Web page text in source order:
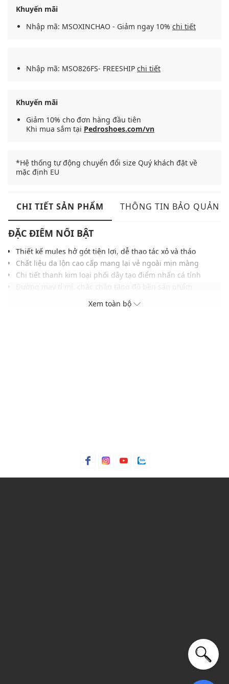
Khuyến mãi
Nhập mã: MSOXINCHAO - Giảm ngay 10% chi tiết
Nhập mã: MSO826FS- FREESHIP chi tiết
Khuyến mãi
Giảm 10% cho đơn hàng đầu tiên
Khi mua sắm tại Pedroshoes.com/vn
*Hệ thống tự động chuyển đổi size Quý khách đặt về
mặc định EU
CHI TIẾT SẢN PHẨM THÔNG TIN BẢO QUẢN
ĐẶC ĐIỂM NỔI BẬT
Thiết kế mules hở gót tiện lợi, dễ thao tác xỏ và tháo
Chất liệu da lộn cao cấp mang lại vẻ ngoài mịn màng
Chi tiết thanh kim loại phối dây tạo điểm nhấn cá tính
Lớp lót thoáng khí êm ái, hỗ trợ di chuyển thoải mái
Dễ phối cùng quần tây, quần jeans hoặc quần shorts
Xu hướng theo mùa: Sử dụng được tất cả các mùa trong
Xem toàn bộ